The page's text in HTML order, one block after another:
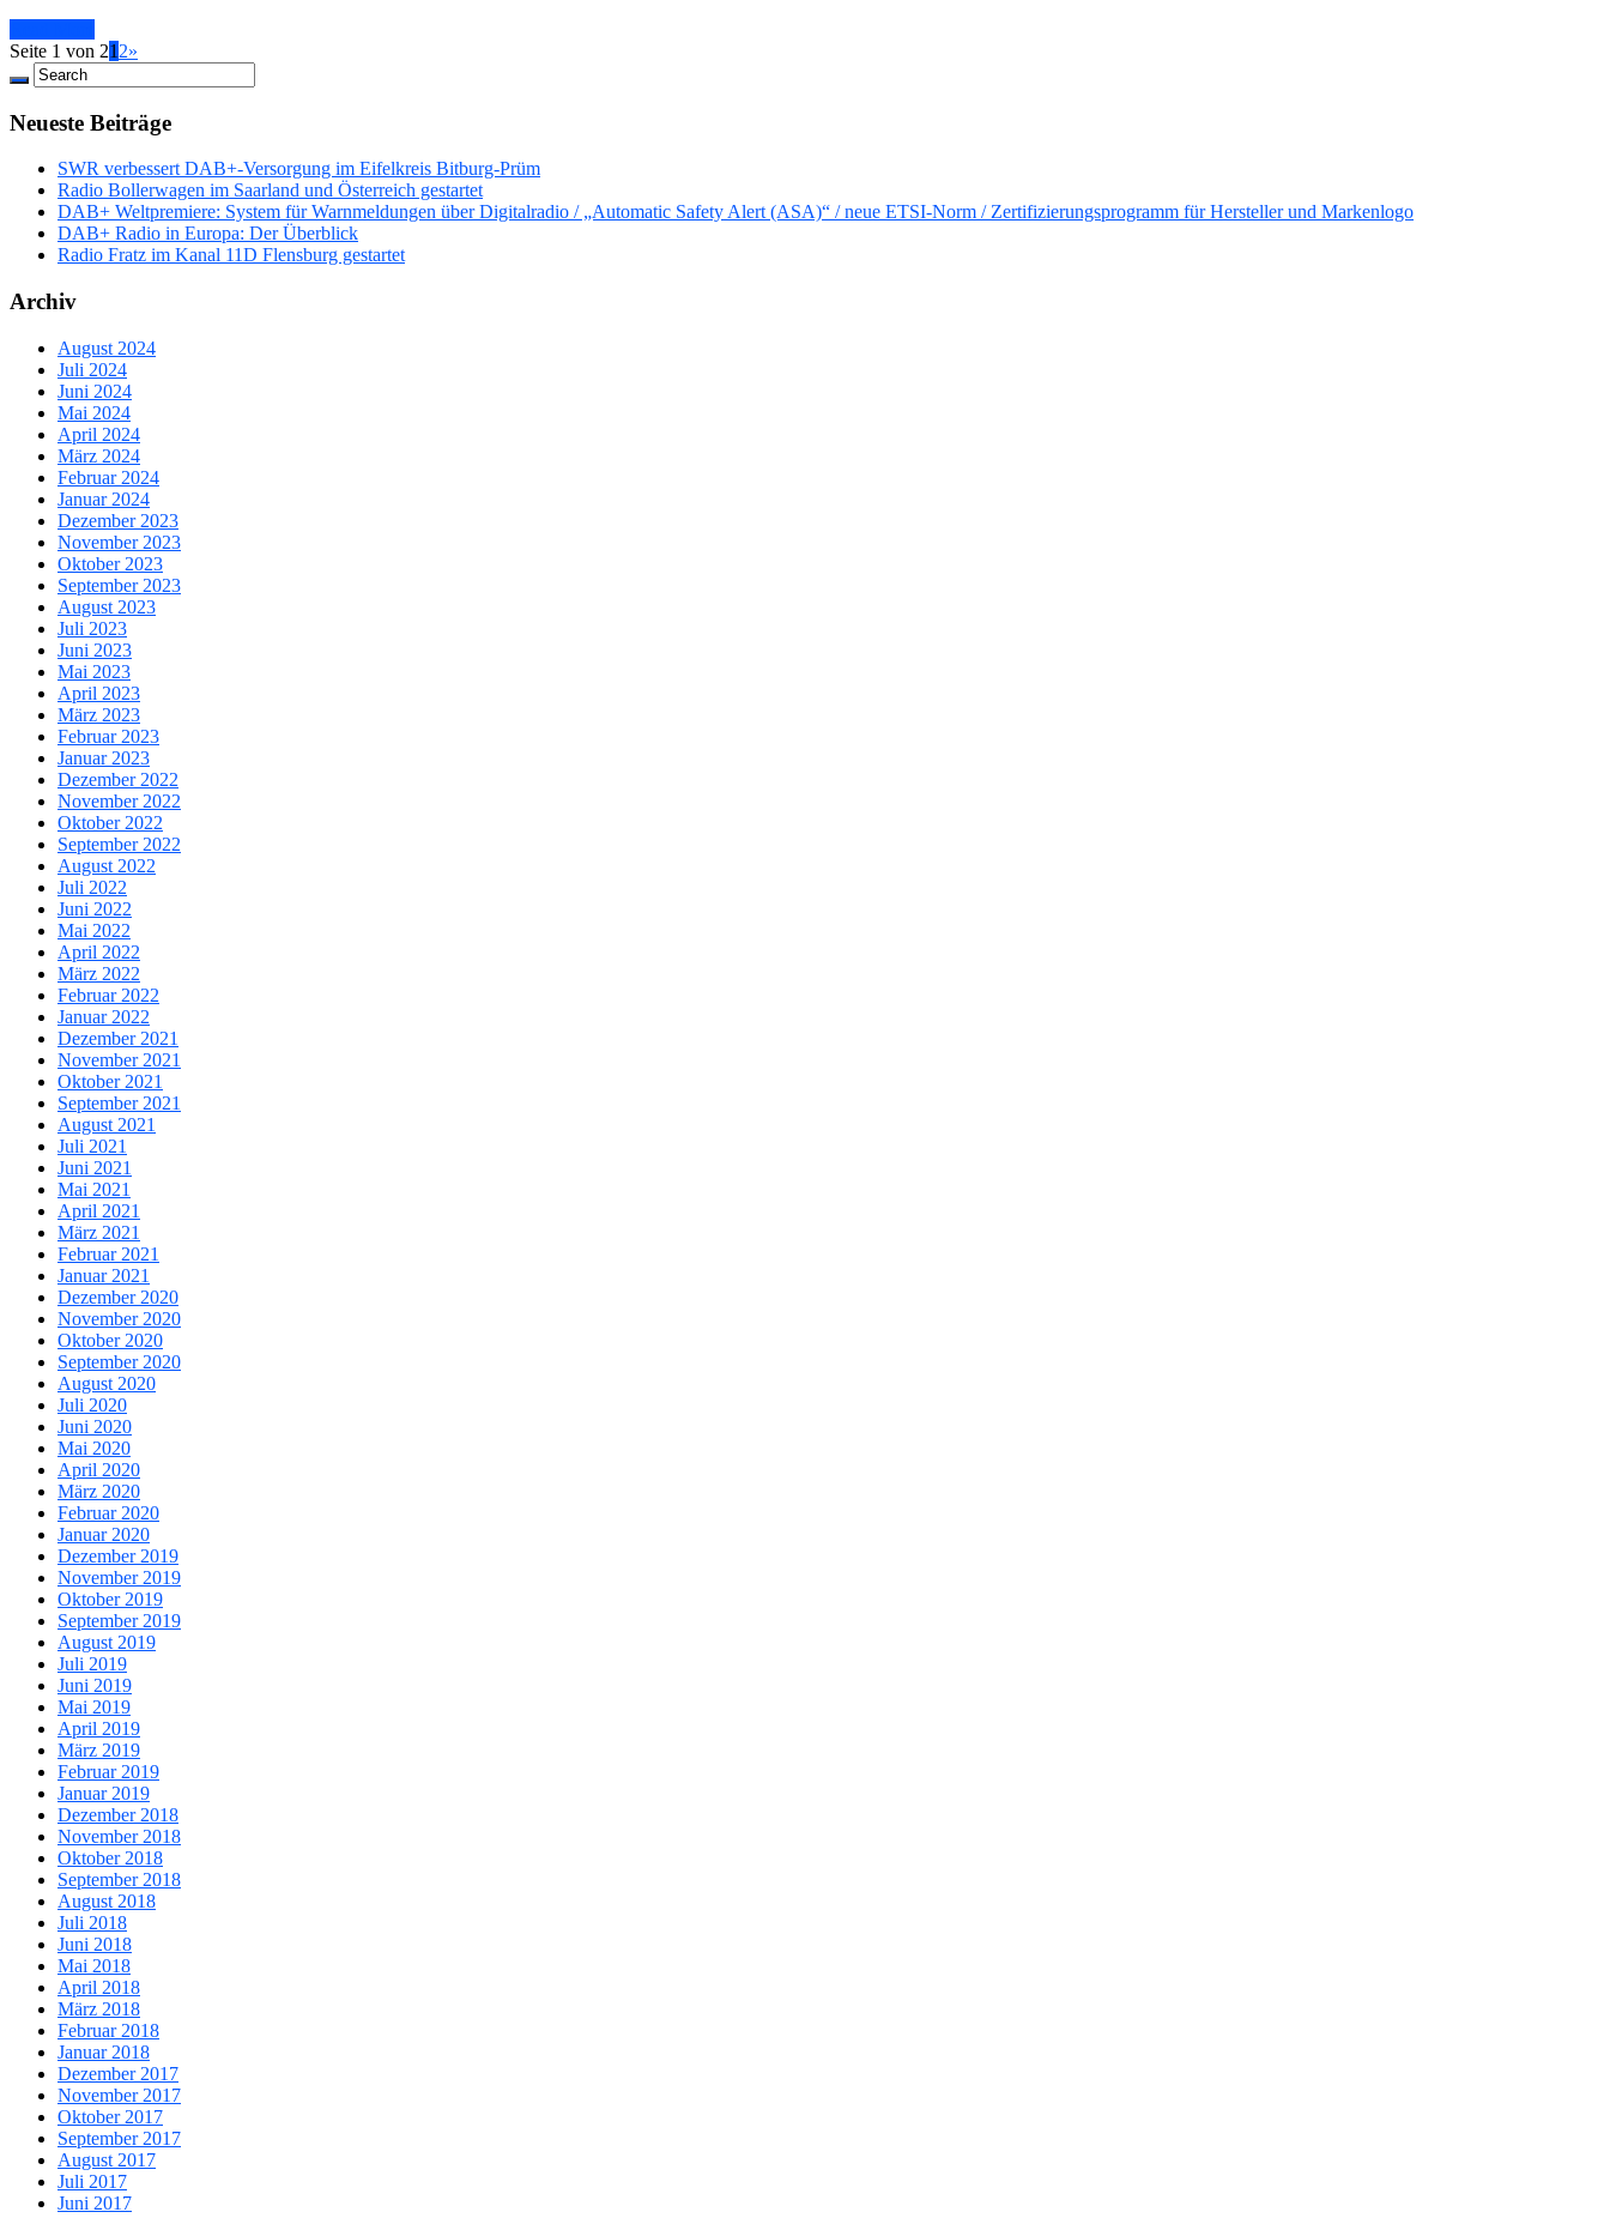
Seite 1 von 21 2»
Neueste Beiträge
SWR verbessert DAB+-Versorgung im Eifelkreis Bitburg-Prüm
Radio Bollerwagen im Saarland und Österreich gestartet
DAB+ Weltpremiere: System für Warnmeldungen über Digitalradio / „Automatic Safety Alert (ASA)“ / neue ETSI-Norm / Zertifizierungsprogramm für Hersteller und Markenlogo
DAB+ Radio in Europa: Der Überblick
Radio Fratz im Kanal 11D Flensburg gestartet
Archiv
August 2024
Juli 2024
Juni 2024
Mai 2024
April 2024
März 2024
Februar 2024
Januar 2024
Dezember 2023
November 2023
Oktober 2023
September 2023
August 2023
Juli 2023
Juni 2023
Mai 2023
April 2023
März 2023
Februar 2023
Januar 2023
Dezember 2022
November 2022
Oktober 2022
September 2022
August 2022
Juli 2022
Juni 2022
Mai 2022
April 2022
März 2022
Februar 2022
Januar 2022
Dezember 2021
November 2021
Oktober 2021
September 2021
August 2021
Juli 2021
Juni 2021
Mai 2021
April 2021
März 2021
Februar 2021
Januar 2021
Dezember 2020
November 2020
Oktober 2020
September 2020
August 2020
Juli 2020
Juni 2020
Mai 2020
April 2020
März 2020
Februar 2020
Januar 2020
Dezember 2019
November 2019
Oktober 2019
September 2019
August 2019
Juli 2019
Juni 2019
Mai 2019
April 2019
März 2019
Februar 2019
Januar 2019
Dezember 2018
November 2018
Oktober 2018
September 2018
August 2018
Juli 2018
Juni 2018
Mai 2018
April 2018
März 2018
Februar 2018
Januar 2018
Dezember 2017
November 2017
Oktober 2017
September 2017
August 2017
Juli 2017
Juni 2017